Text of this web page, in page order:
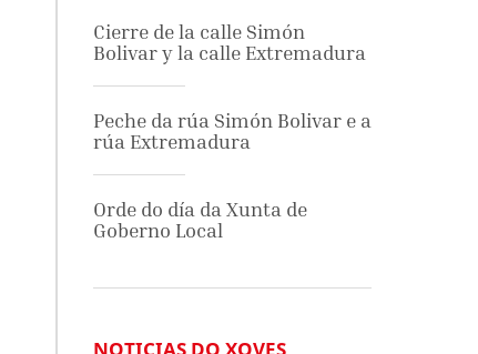
Cierre de la calle Simón
Bolivar y la calle Extremadura
Peche da rúa Simón Bolivar e a
rúa Extremadura
Orde do día da Xunta de
Goberno Local